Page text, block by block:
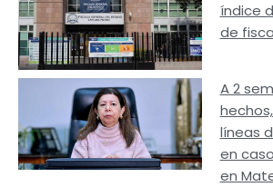
índice
de
A 2
líneas
en
en